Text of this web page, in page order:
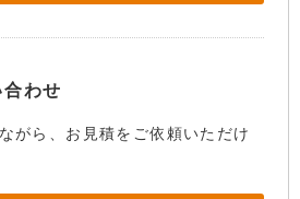
わせ
がら、お見積をご依頼いただけ